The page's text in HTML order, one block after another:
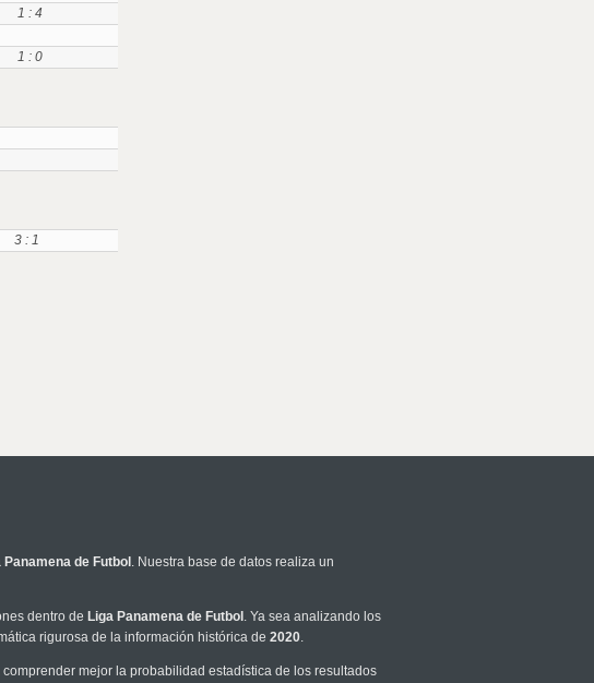
1 : 4
1 : 0
3 : 1
Panamena de Futbol . Nuestra base de datos realiza un
dentro de Liga Panamena de Futbol . Ya sea analizando los
rigurosa de la información histórica de 2020.
mejor la probabilidad estadística de los resultados